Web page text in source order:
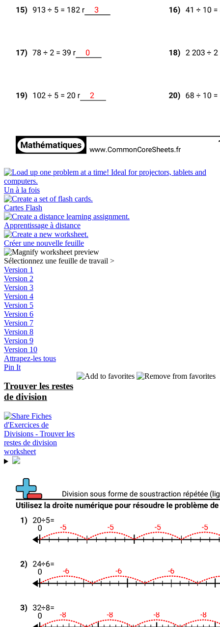
Un à la fois
Cartes Flash
Apprentissage à distance
Créer une nouvelle feuille
Sélectionnez une feuille de travail >
Version 1
Version 2
Version 3
Version 4
Version 5
Version 6
Version 7
Version 8
Version 9
Version 10
Attrapez-les tous
Pin It
Trouver les restes
de division